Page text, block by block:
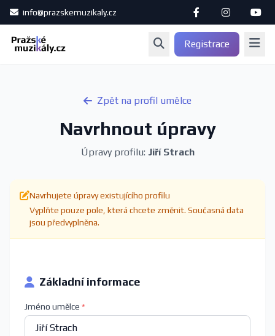
info@prazskemuzikaly.cz
Registrace
Zpět na profil umělce
Navrhnout úpravy
Úpravy profilu: Jiří Strach
Navrhujete úpravy existujícího profilu
Vyplňte pouze pole, která chcete změnit. Současná data
jsou předvyplněna.
Základní informace
Jméno umělce *